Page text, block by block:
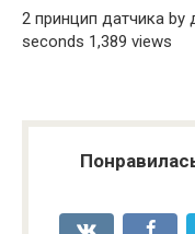
2 принцип датчика by
seconds 1,389 views